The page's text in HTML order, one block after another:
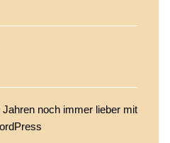
noch immer lieber mit